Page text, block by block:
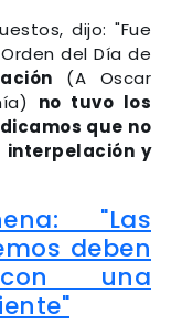
dijo: "Fue
del Día de
(A Oscar
no tuvo los
que no
interpelación y
"Las
deben
una